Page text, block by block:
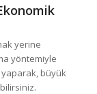
yerine
yöntemiyle
yaparak, büyük